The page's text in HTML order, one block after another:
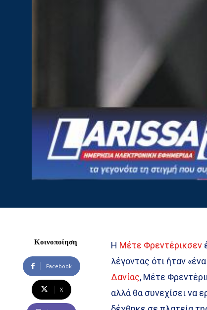
Κοινοποίηση
Facebook
X
Η Μέτε Φρεντέρικσεν
λέγοντας ότι ήταν
Δανίας, Μέτε
αλλά θα συνεχίσει να